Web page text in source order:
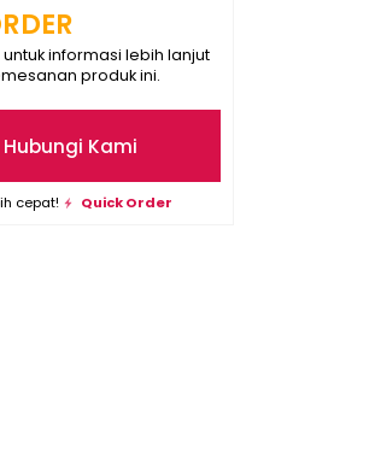
informasi lebih lanjut
produk ini.
Hubungi Kami
cepat!
Quick Order